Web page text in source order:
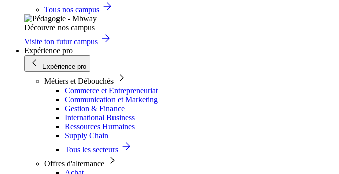
Tous nos campus
Découvre nos campus
Visite ton futur campus
Expérience pro
Expérience pro
Métiers et Débouchés
Commerce et Entrepreneuriat
Communication et Marketing
Gestion & Finance
International Business
Ressources Humaines
Supply Chain
Tous les secteurs
Offres d'alternance